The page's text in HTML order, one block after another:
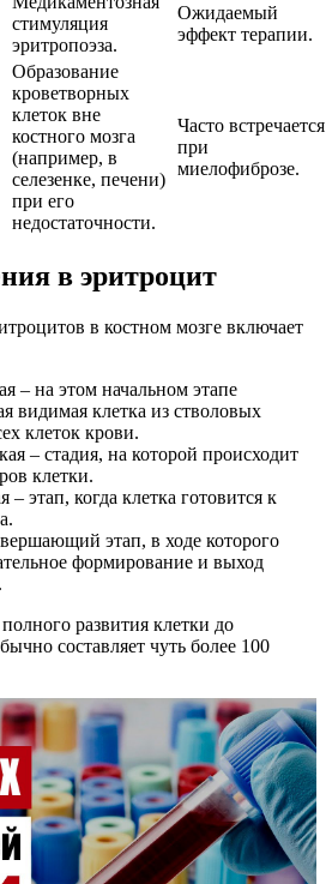
стимуляция
эритропоэза.
Ожидаемый
эффект терапии.
Образование
кроветворных
клеток вне
костного мозга
(например, в
селезенке, печени)
при его
недостаточности.
Часто встречается
при
миелофиброзе.
в эритроцит
в костном мозге включает
– на этом начальном этапе
видимая клетка из стволовых
клеток крови.
– стадия, на которой происходит
клетки.
– этап, когда клетка готовится к
этап, в ходе которого
формирование и выход
развития клетки до
составляет чуть более 100